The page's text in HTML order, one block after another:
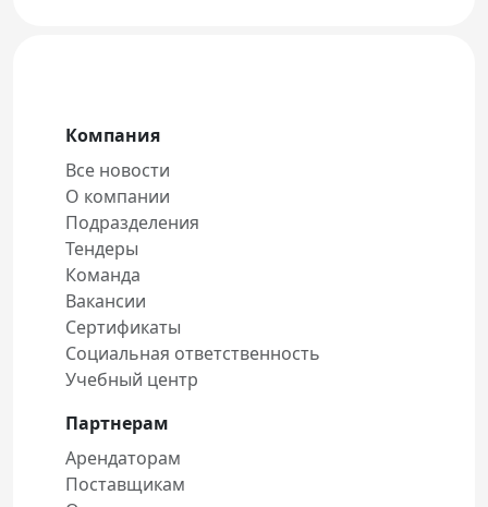
Компания
Все новости
О компании
Подразделения
Тендеры
Команда
Вакансии
Сертификаты
Социальная ответственность
Учебный центр
Партнерам
Арендаторам
Поставщикам